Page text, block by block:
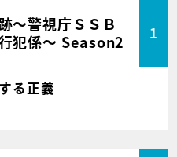
～警視庁ＳＳＢ
犯係～ Season2
1
る正義